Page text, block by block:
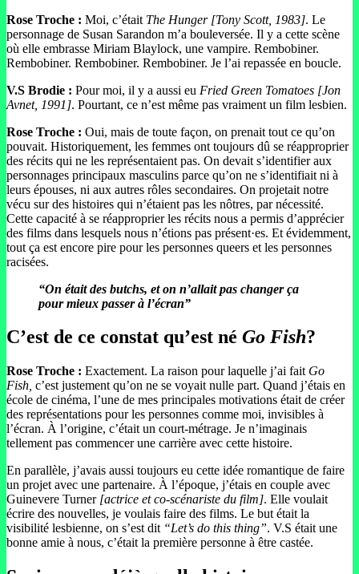
Rose Troche : Moi, c’était The Hunger [Tony Scott, 1983]. Le
personnage de Susan Sarandon m’a bouleversée. Il y a cette scène
où elle embrasse Miriam Blaylock, une vampire. Rembobiner.
Rembobiner. Rembobiner. Rembobiner. Je l’ai repassée en boucle.
V.S Brodie : Pour moi, il y a aussi eu Fried Green Tomatoes [Jon
Avnet, 1991]. Pourtant, ce n’est même pas vraiment un film lesbien.
Rose Troche : Oui, mais de toute façon, on prenait tout ce qu’on
pouvait. Historiquement, les femmes ont toujours dû se réapproprier
des récits qui ne les représentaient pas. On devait s’identifier aux
personnages principaux masculins parce qu’on ne s’identifiait ni à
leurs épouses, ni aux autres rôles secondaires. On projetait notre
vécu sur des histoires qui n’étaient pas les nôtres, par nécessité.
Cette capacité à se réapproprier les récits nous a permis d’apprécier
des films dans lesquels nous n’étions pas présent·es. Et évidemment,
tout ça est encore pire pour les personnes queers et les personnes
racisées.
“On était des butchs, et on n’allait pas changer ça
pour mieux passer à l’écran”
C’est de ce constat qu’est né Go Fish?
Rose Troche : Exactement. La raison pour laquelle j’ai fait Go
Fish, c’est justement qu’on ne se voyait nulle part. Quand j’étais en
école de cinéma, l’une de mes principales motivations était de créer
des représentations pour les personnes comme moi, invisibles à
l’écran. À l’origine, c’était un court-métrage. Je n’imaginais
tellement pas commencer une carrière avec cette histoire.
En parallèle, j’avais aussi toujours eu cette idée romantique de faire
un projet avec une partenaire. À l’époque, j’étais en couple avec
Guinevere Turner [actrice et co-scénariste du film]. Elle voulait
écrire des nouvelles, je voulais faire des films. Le but était la
visibilité lesbienne, on s’est dit “Let’s do this thing”. V.S était une
bonne amie à nous, c’était la première personne à être castée.